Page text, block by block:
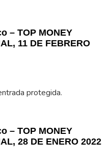
– TOP MONEY
11 DE FEBRERO
protegida.
– TOP MONEY
28 DE ENERO 2022